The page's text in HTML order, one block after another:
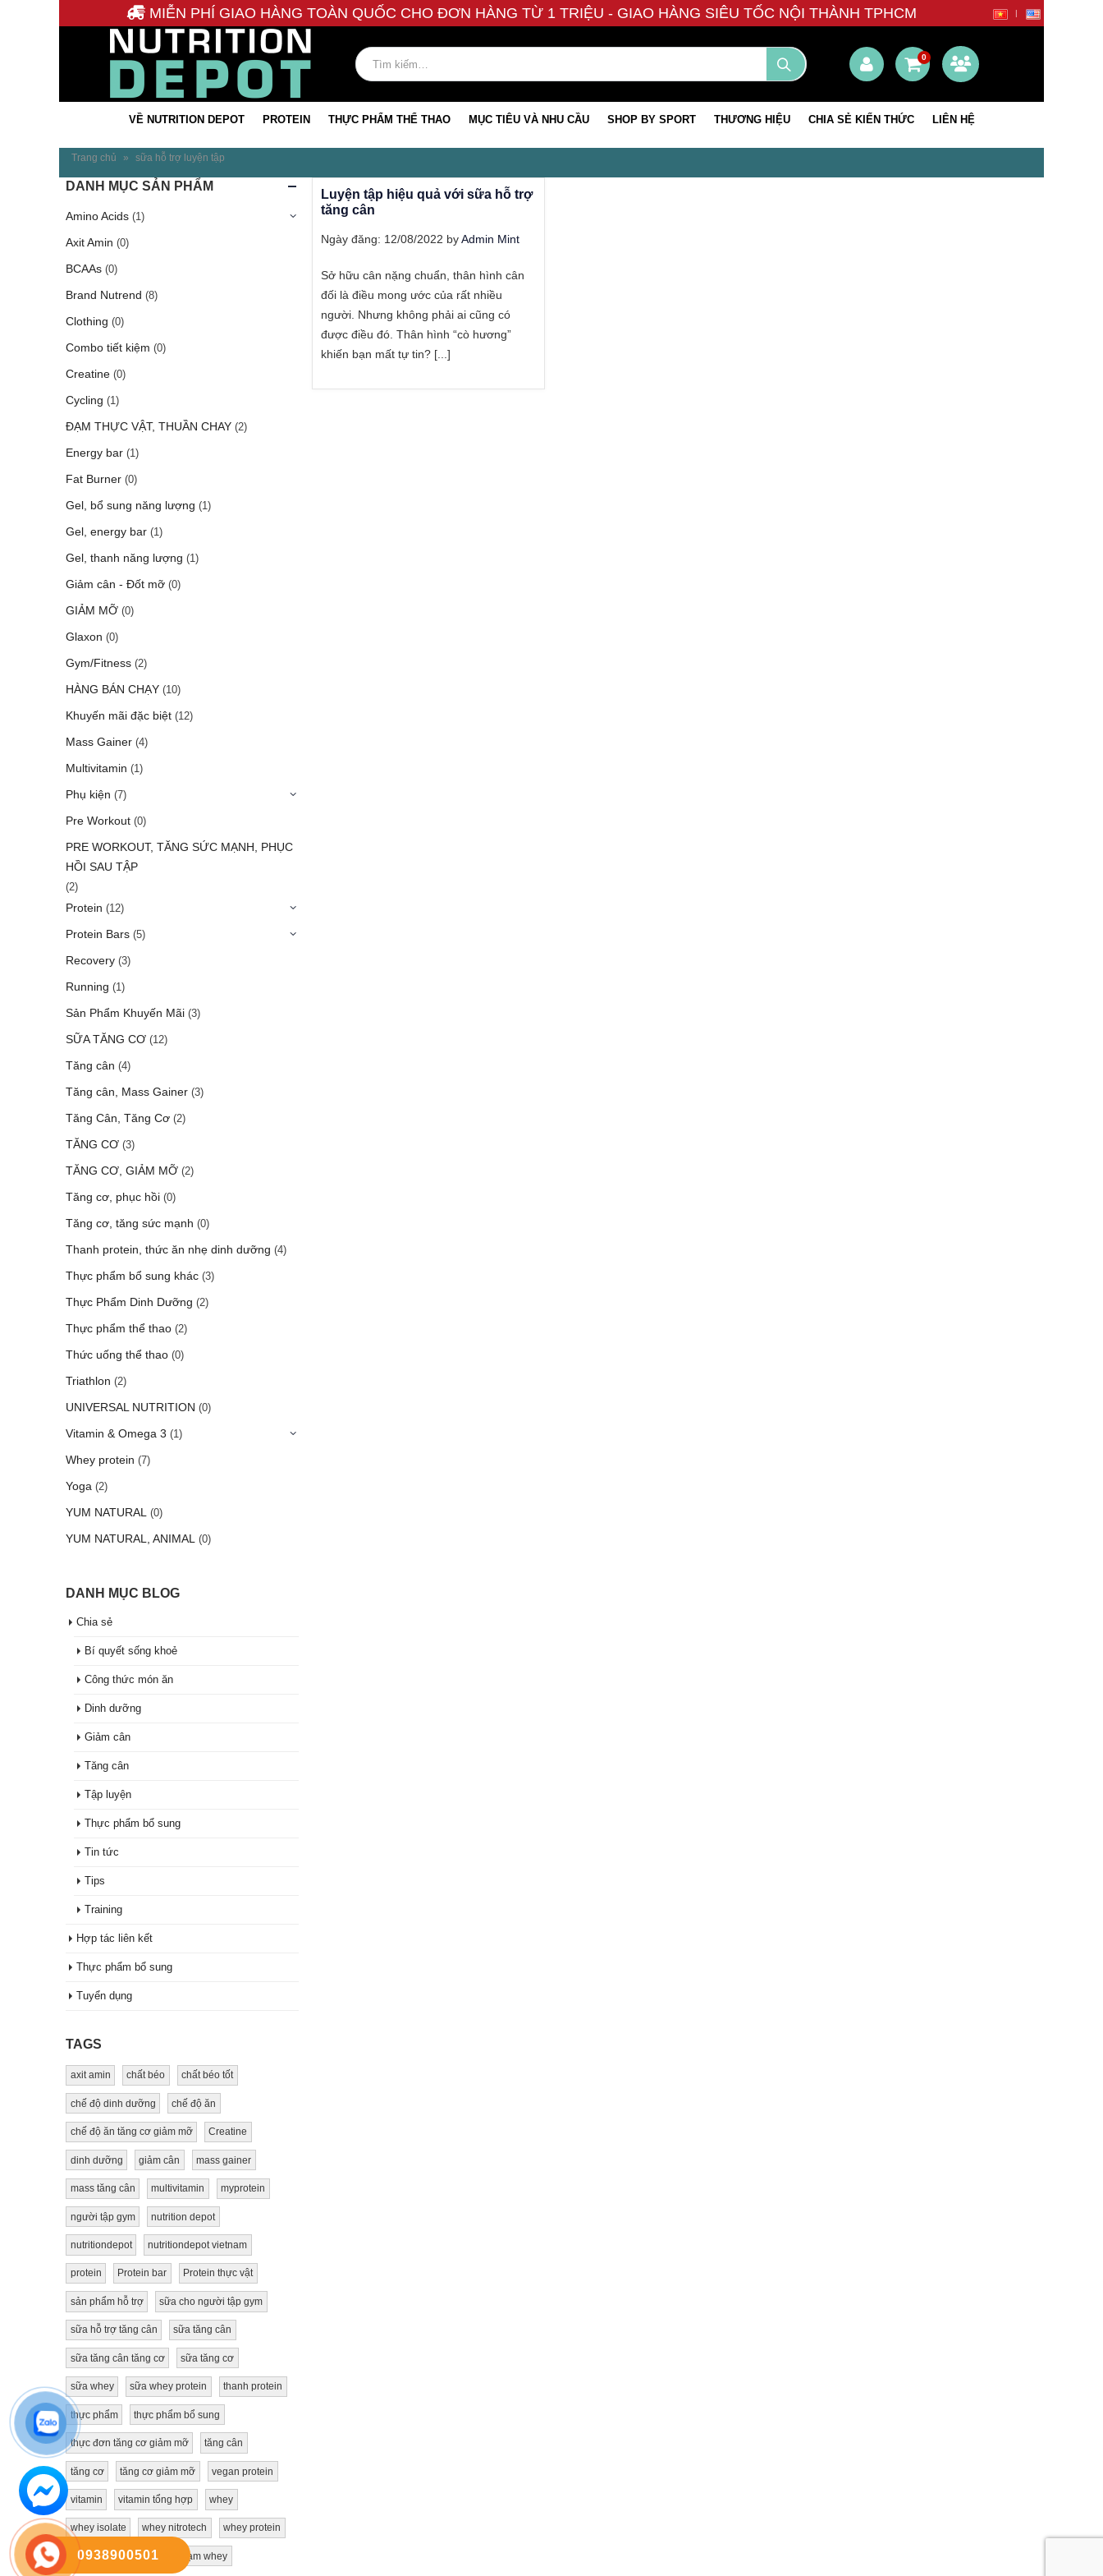
MIỄN PHÍ GIAO HÀNG TOÀN QUỐC CHO ĐƠN HÀNG TỪ 1 TRIỆU - GIAO HÀNG SIÊU TỐC NỘI THÀNH TPHCM
0
VỀ NUTRITION DEPOT PROTEIN THỰC PHẨM THỂ THAO MỤC TIÊU VÀ NHU CẦU SHOP BY SPORT THƯƠNG HIỆU CHIA SẺ KIẾN THỨC LIÊN HỆ
Trang chủ » sữa hỗ trợ luyện tập
Luyện tập hiệu quả với sữa hỗ trợ
tăng cân
Ngày đăng: 12/08/2022 byAdmin Mint
Sở hữu cân nặng chuẩn, thân hình cân
đối là điều mong ước của rất nhiều
người. Nhưng không phải ai cũng có
được điều đó. Thân hình “cò hương”
khiến bạn mất tự tin? [...]
DANH MỤC SẢN PHẨM
Amino Acids (1)
Axit Amin (0)
BCAAs (0)
Brand Nutrend (8)
Clothing (0)
Combo tiết kiệm (0)
Creatine (0)
Cycling (1)
ĐẠM THỰC VẬT, THUẦN CHAY (2)
Energy bar (1)
Fat Burner (0)
Gel, bổ sung năng lượng (1)
Gel, energy bar (1)
Gel, thanh năng lượng (1)
Giảm cân - Đốt mỡ (0)
GIẢM MỠ (0)
Glaxon (0)
Gym/Fitness (2)
HÀNG BÁN CHẠY (10)
Khuyến mãi đặc biệt (12)
Mass Gainer (4)
Multivitamin (1)
Phụ kiện (7)
Pre Workout (0)
PRE WORKOUT, TĂNG SỨC MẠNH, PHỤC
HỒI SAU TẬP
(2)
Protein (12)
Protein Bars (5)
Recovery (3)
Running (1)
Sản Phẩm Khuyến Mãi (3)
SỮA TĂNG CƠ (12)
Tăng cân (4)
Tăng cân, Mass Gainer (3)
Tăng Cân, Tăng Cơ (2)
TĂNG CƠ (3)
TĂNG CƠ, GIẢM MỠ (2)
Tăng cơ, phục hồi (0)
Tăng cơ, tăng sức mạnh (0)
Thanh protein, thức ăn nhẹ dinh dưỡng (4)
Thực phẩm bổ sung khác (3)
Thực Phẩm Dinh Dưỡng (2)
Thực phẩm thể thao (2)
Thức uống thể thao (0)
Triathlon (2)
UNIVERSAL NUTRITION (0)
Vitamin & Omega 3 (1)
Whey protein (7)
Yoga (2)
YUM NATURAL (0)
YUM NATURAL, ANIMAL (0)
DANH MỤC BLOG
Chia sẻ
Bí quyết sống khoẻ
Công thức món ăn
Dinh dưỡng
Giảm cân
Tăng cân
Tập luyện
Thực phẩm bổ sung
Tin tức
Tips
Training
Hợp tác liên kết
Thực phẩm bổ sung
Tuyển dụng
TAGS
axit amin chất béo chất béo tốt
chế độ dinh dưỡng chế độ ăn
chế độ ăn tăng cơ giảm mỡ Creatine
dinh dưỡng giảm cân mass gainer
mass tăng cân multivitamin myprotein
người tập gym nutrition depot
nutritiondepot nutritiondepot vietnam
protein Protein bar Protein thực vật
sản phẩm hỗ trợ sữa cho người tập gym
sữa hỗ trợ tăng cân sữa tăng cân
sữa tăng cân tăng cơ sữa tăng cơ
sữa whey sữa whey protein thanh protein
thực phẩm thực phẩm bổ sung
thực đơn tăng cơ giảm mỡ tăng cân
tăng cơ tăng cơ giảm mỡ vegan protein
vitamin vitamin tổng hợp whey
whey isolate whey nitrotech whey protein
Đạm thực vật đạm đạm whey
0938900501